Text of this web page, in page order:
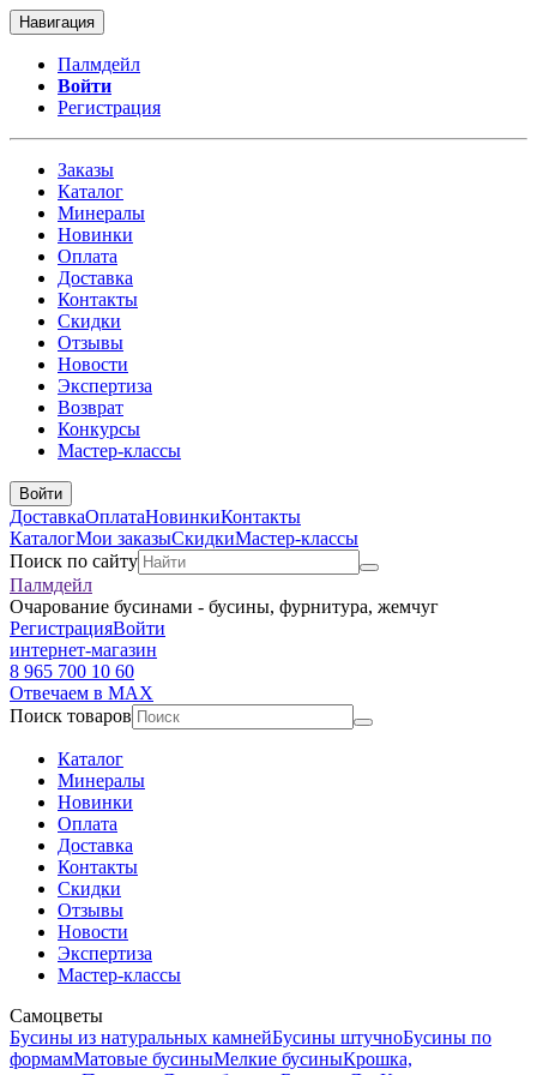
Навигация
Палмдейл
Войти
Регистрация
Заказы
Каталог
Минералы
Новинки
Оплата
Доставка
Контакты
Скидки
Отзывы
Новости
Экспертиза
Возврат
Конкурсы
Мастер-классы
Войти
ДоставкаОплатаНовинкиКонтакты
КаталогМои заказыСкидкиМастер-классы
Поиск по сайту
Палмдейл
Очарование бусинами - бусины, фурнитура, жемчуг
РегистрацияВойти
интернет-магазин
8 965 700 10 60
Отвечаем в MAX
Поиск товаров
Каталог
Минералы
Новинки
Оплата
Доставка
Контакты
Скидки
Отзывы
Новости
Экспертиза
Мастер-классы
Самоцветы
Бусины из натуральных камнейБусины штучноБусины по
формамМатовые бусиныМелкие бусиныКрошка,